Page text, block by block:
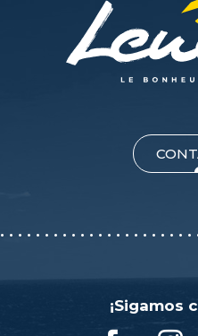
¡Sigamos